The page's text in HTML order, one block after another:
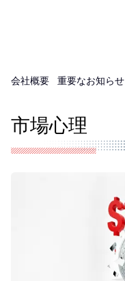
会社概要 重要なお知らせ
市場心理